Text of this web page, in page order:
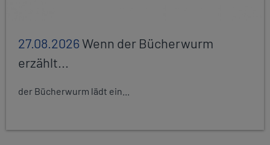
27.08.2026Wenn der Bücherwurm
erzählt...
der Bücherwurm lädt ein...